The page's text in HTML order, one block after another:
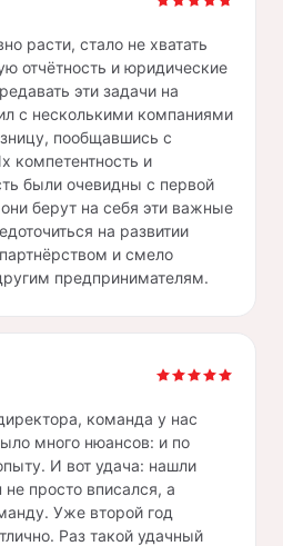
расти, стало не хватать
отчётность и юридические
эти задачи на
с несколькими компаниями
пообщавшись с
компетентность и
были очевидны с первой
берут на себя эти важные
на развитии
и смело
предпринимателям.
команда у нас
много нюансов: и по
И вот удача: нашли
просто вписался, а
Уже второй год
Раз такой удачный